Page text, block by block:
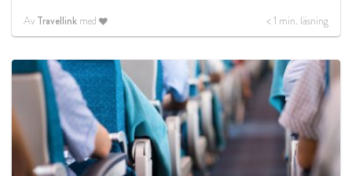
Av Travellink med < 1 min. läsning